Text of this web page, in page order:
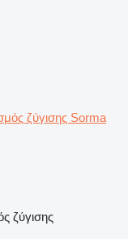
ζύγισης Sorma
ζύγισης